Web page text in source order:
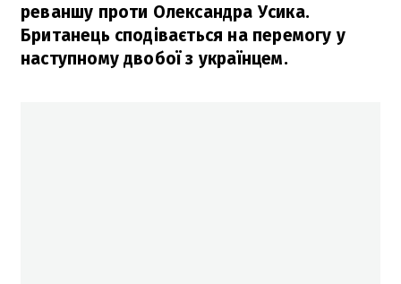
реваншу проти Олександра Усика.
Британець сподівається на перемогу у
наступному двобої з українцем.